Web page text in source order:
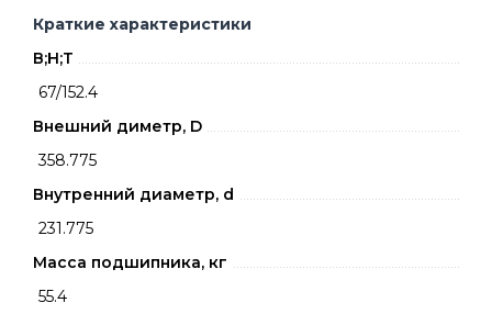
Краткие характеристики
В;Н;Т
67/152.4
Внешний диметр, D
358.775
Внутренний диаметр, d
231.775
Масса подшипника, кг
55.4